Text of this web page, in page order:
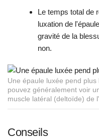
Le temps total de
luxation de
gravité de la
non.
Une épaule luxée pend
pouvez généralement voir
muscle latéral (deltoïde) de
Conseils